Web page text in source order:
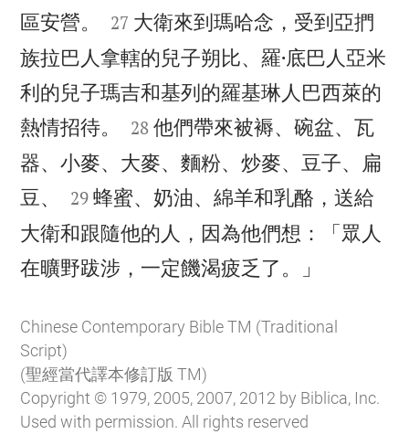
區安營。


27 大衛來到瑪哈念，受到亞捫
族拉巴人拿轄的兒子朔比、羅·底巴人亞米
利的兒子瑪吉和基列的羅基琳人巴西萊的
熱情招待。


28 他們帶來被褥、碗盆、瓦
器、小麥、大麥、麵粉、炒麥、豆子、扁
豆、


29 蜂蜜、奶油、綿羊和乳酪，送給
大衛和跟隨他的人，因為他們想：「眾人
在曠野跋涉，一定饑渴疲乏了。」
Chinese Contemporary Bible TM (Traditional
Script)
(聖經當代譯本修訂版 TM)
Copyright © 1979, 2005, 2007, 2012 by Biblica, Inc.
Used with permission. All rights reserved